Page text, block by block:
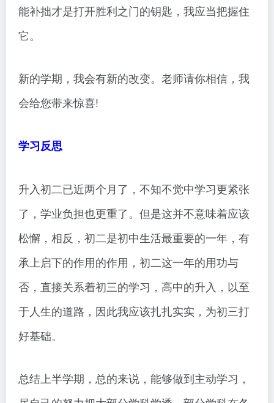
能补拙才是打开胜利之门的钥匙，我应当把握住
它。
新的学期，我会有新的改变。老师请你相信，我
会给您带来惊喜!
学习反思
升入初二已近两个月了，不知不觉中学习更紧张
了，学业负担也更重了。但是这并不意味着应该
松懈，相反，初二是初中生活最重要的一年，有
承上启下的作用的作用，初二这一年的用功与
否，直接关系着初三的学习，高中的升入，以至
于人生的道路，因此我应该扎扎实实，为初三打
好基础。
总结上半学期，总的来说，能够做到主动学习，